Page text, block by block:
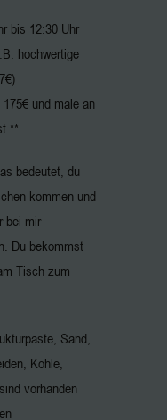
bis 12:30 Uhr
hochwertige
und male an
**
bedeutet, du
kommen und
bei mir
Du bekommst
Tisch zum
Sand,
Kohle,
vorhanden